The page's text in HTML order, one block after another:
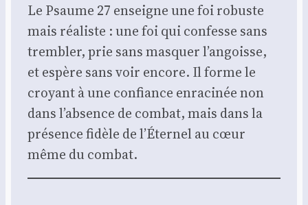
Le Psaume 27 enseigne une foi robuste
mais réa­liste : une foi qui confesse sans
trem­bler, prie sans mas­quer l’angoisse,
et espère sans voir encore. Il forme le
croyant à une confiance enra­ci­née non
dans l’absence de com­bat, mais dans la
pré­sence fidèle de l’Éternel au cœur
même du com­bat.